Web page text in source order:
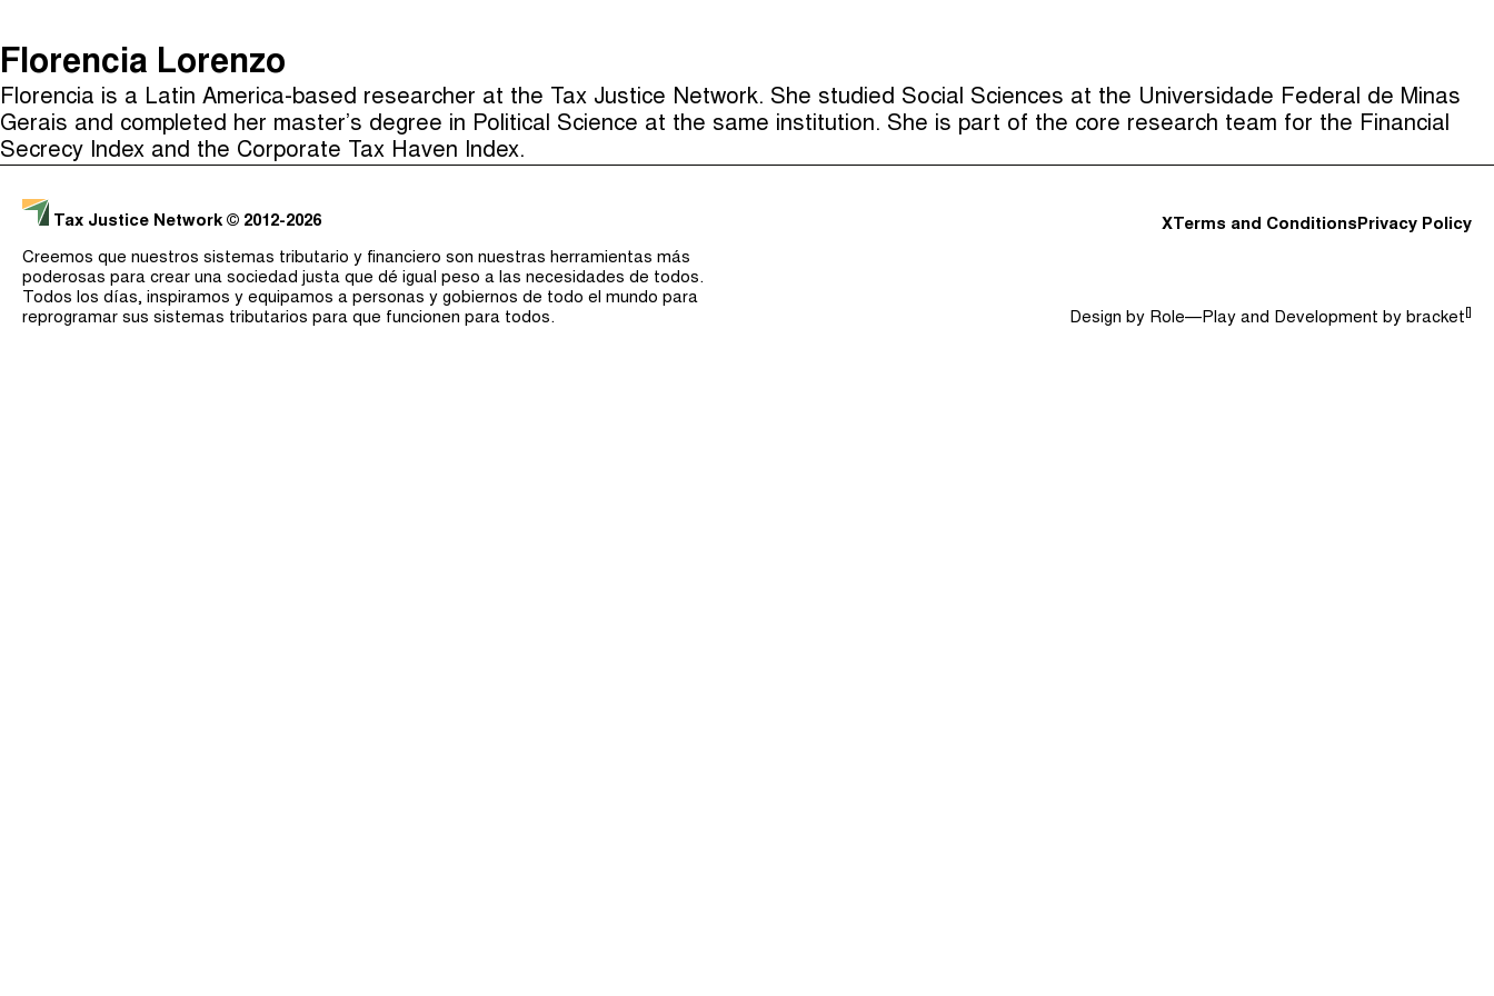
Justicia Impositiva
الجباية ببساطة
É Da Sua Conta
The Corruption Diaries
Unequal India Decoded
Buscar
Florencia Lorenzo
Florencia is a Latin America-based researcher at the Tax Justice Network. She studied Social Sciences at the Universidade Federal de Minas
Gerais and completed her master’s degree in Political Science at the same institution. She is part of the core research team for the Financial
Secrecy Index and the Corporate Tax Haven Index.
Tax Justice Network © 2012-2026
Creemos que nuestros sistemas tributario y financiero son nuestras herramientas más
poderosas para crear una sociedad justa que dé igual peso a las necesidades de todos.
Todos los días, inspiramos y equipamos a personas y gobiernos de todo el mundo para
reprogramar sus sistemas tributarios para que funcionen para todos.
X Terms and ConditionsPrivacy Policy
Design by Role—Play and Development by bracket